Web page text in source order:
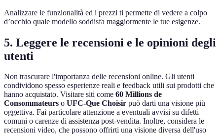
Analizzare le funzionalità ed i prezzi ti permette di vedere a colpo
d’occhio quale modello soddisfa maggiormente le tue esigenze.
5. Leggere le recensioni e le opinioni degli
utenti
Non trascurare l'importanza delle recensioni online. Gli utenti
condividono spesso esperienze reali e feedback utili sui prodotti che
hanno acquistato. Visitare siti come 60 Millions de
Consommateurs o UFC-Que Choisir può darti una visione più
oggettiva. Fai particolare attenzione a eventuali avvisi su difetti
comuni o carenze di assistenza post-vendita. Inoltre, considera le
recensioni video, che possono offrirti una visione diversa dell'uso